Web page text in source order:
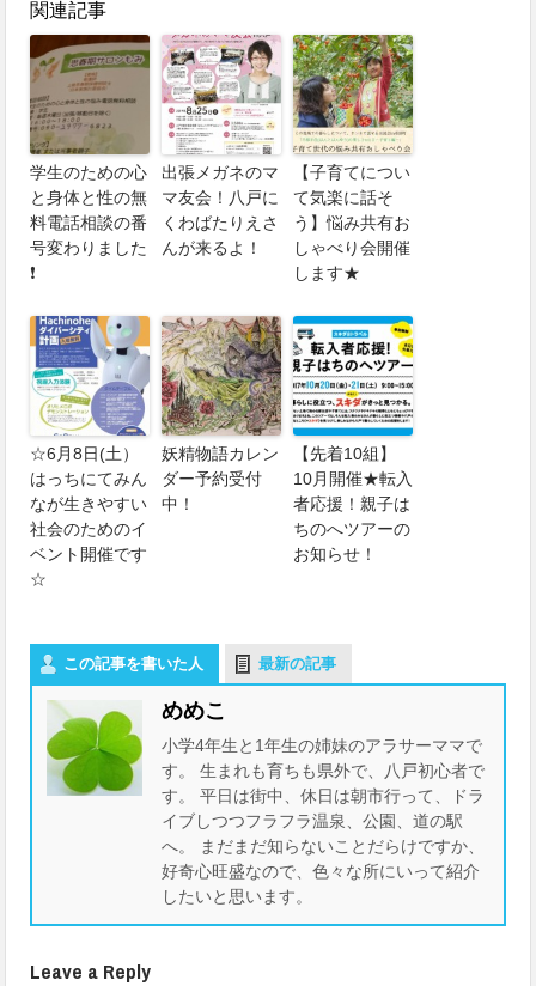
関連記事
学生のための心
と身体と性の無
料電話相談の番
号変わりました
❗
出張メガネのマ
マ友会！八戸に
くわばたりえさ
んが来るよ！
【子育てについ
て気楽に話そ
う】悩み共有お
しゃべり会開催
します★
☆6月8日(土）
はっちにてみん
なが生きやすい
社会のためのイ
ベント開催です
☆
妖精物語カレン
ダー予約受付
中！
【先着10組】
10月開催★転入
者応援！親子は
ちのへツアーの
お知らせ！
この記事を書いた人 最新の記事
めめこ
小学4年生と1年生の姉妹のアラサーママで
す。 生まれも育ちも県外で、八戸初心者で
す。 平日は街中、休日は朝市行って、ドラ
イブしつつフラフラ温泉、公園、道の駅
へ。 まだまだ知らないことだらけですか、
好奇心旺盛なので、色々な所にいって紹介
したいと思います。
Leave a Reply